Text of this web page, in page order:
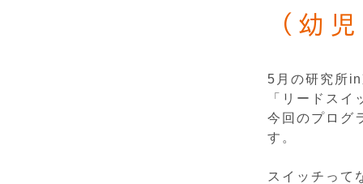
（幼
5月の研究所
「リードス
今回のプログ
す。
スイッチって